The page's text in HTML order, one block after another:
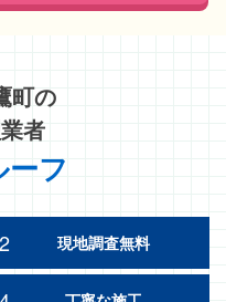
町の
者
フ
2 現地調査無料